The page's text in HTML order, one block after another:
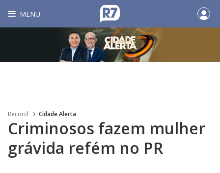
MENU
Record Cidade Alerta
Criminosos fazem mulher
grávida refém no PR